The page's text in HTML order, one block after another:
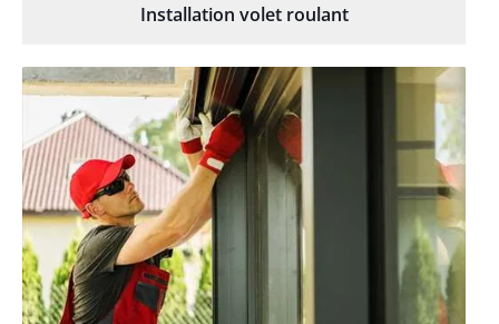
Installation volet roulant